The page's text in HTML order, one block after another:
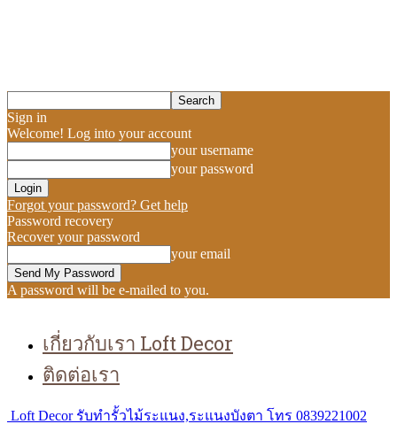
Sign in
Welcome! Log into your account
your username
your password
Forgot your password? Get help
Password recovery
Recover your password
your email
A password will be e-mailed to you.
เกี่ยวกับเรา Loft Decor
ติดต่อเรา
Loft Decor รับทำรั้วไม้ระแนง,ระแนงบังตา โทร 0839221002